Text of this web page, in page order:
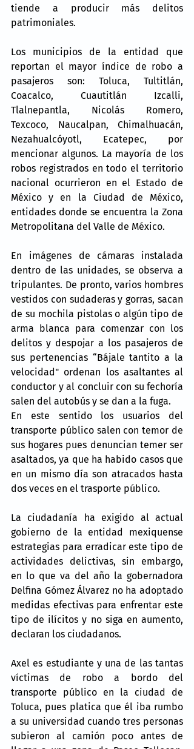
tiende a producir más delitos
patrimoniales.
Los municipios de la entidad que
reportan el mayor índice de robo a
pasajeros son: Toluca, Tultitlán,
Coacalco, Cuautitlán Izcalli,
Tlalnepantla, Nicolás Romero,
Texcoco, Naucalpan, Chimalhuacán,
Nezahualcóyotl, Ecatepec, por
mencionar algunos. La mayoría de los
robos registrados en todo el territorio
nacional ocurrieron en el Estado de
México y en la Ciudad de México,
entidades donde se encuentra la Zona
Metropolitana del Valle de México.
En imágenes de cámaras instalada
dentro de las unidades, se observa a
tripulantes. De pronto, varios hombres
vestidos con sudaderas y gorras, sacan
de su mochila pistolas o algún tipo de
arma blanca para comenzar con los
delitos y despojar a los pasajeros de
sus pertenencias “Bájale tantito a la
velocidad" ordenan los asaltantes al
conductor y al concluir con su fechoría
salen del autobús y se dan a la fuga.
En este sentido los usuarios del
transporte público salen con temor de
sus hogares pues denuncian temer ser
asaltados, ya que ha habido casos que
en un mismo día son atracados hasta
dos veces en el trasporte público.
La ciudadanía ha exigido al actual
gobierno de la entidad mexiquense
estrategias para erradicar este tipo de
actividades delictivas, sin embargo,
en lo que va del año la gobernadora
Delfina Gómez Álvarez no ha adoptado
medidas efectivas para enfrentar este
tipo de ilícitos y no siga en aumento,
declaran los ciudadanos.
Axel es estudiante y una de las tantas
víctimas de robo a bordo del
transporte público en la ciudad de
Toluca, pues platica que él iba rumbo
a su universidad cuando tres personas
subieron al camión poco antes de